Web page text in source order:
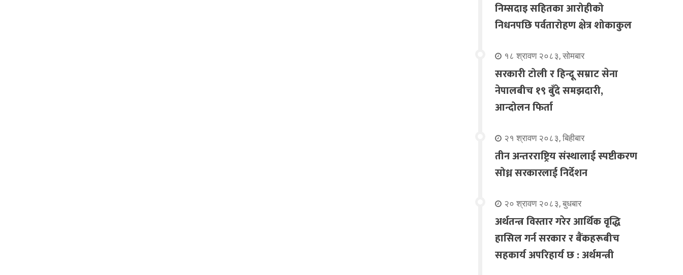
निम्सदाइ सहितका आरोहीको
निधनपछि पर्वतारोहण क्षेत्र शोकाकुल
१८ श्रावण २०८३, सोमबार
सरकारी टोली र हिन्दू सम्राट सेना
नेपालबीच १९ बुँदे समझदारी,
आन्दोलन फिर्ता
२१ श्रावण २०८३, बिहीबार
तीन अन्तरराष्ट्रिय संस्थालाई स्पष्टीकरण
सोध्न सरकारलाई निर्देशन
२० श्रावण २०८३, बुधबार
अर्थतन्त्र विस्तार गरेर आर्थिक वृद्धि
हासिल गर्न सरकार र बैंकहरूबीच
सहकार्य अपरिहार्य छ : अर्थमन्त्री